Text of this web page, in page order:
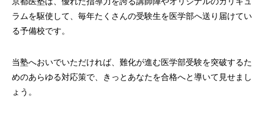
ラムを駆使して、毎年たくさんの受験生を医学部へ送り届けてい
る予備校です。
当塾へおいでいただければ、難化が進む医学部受験を突破するた
めのあらゆる対応策で、きっとあなたを合格へと導いて見せまし
ょう。